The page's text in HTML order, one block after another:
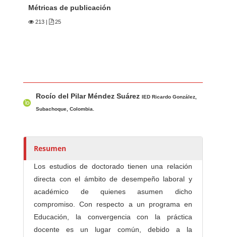
Métricas de publicación
213 | 25
u
r
s
Rocío del Pilar Méndez SuárezIED Ricardo González,
Subachoque, Colombia.
Resumen
Los estudios de doctorado tienen una relación
directa con el ámbito de desempeño laboral y
académico de quienes asumen dicho
compromiso. Con respecto a un programa en
Educación, la convergencia con la práctica
docente es un lugar común, debido a la